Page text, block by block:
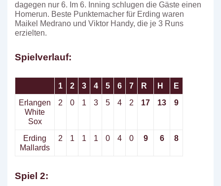
dagegen nur 6. Im 6. Inning schlugen die Gäste einen
Homerun. Beste Punktemacher für Erding waren
Maikel Medrano und Viktor Handy, die je 3 Runs
erzielten.
Spielverlauf:
1 2 3 4 5 6 7 R H
E
Erlangen
White
Sox
2 0 1 3 5 4 2 17 13 9
Erding
Mallards
2 1 1 1 0 4 0 9 6 8
Spiel 2: